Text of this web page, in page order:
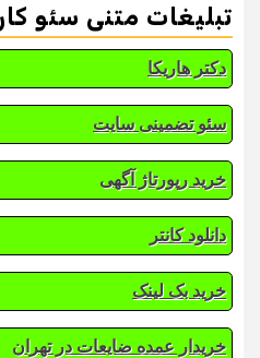
تبلیغات متنی سئو
دکتر هاریکا
سئو تضمینی سایت
خرید رپورتاژ آگهی
دانلود کانتر
خرید بک لینک
خریدار عمده ضایعات در تهران